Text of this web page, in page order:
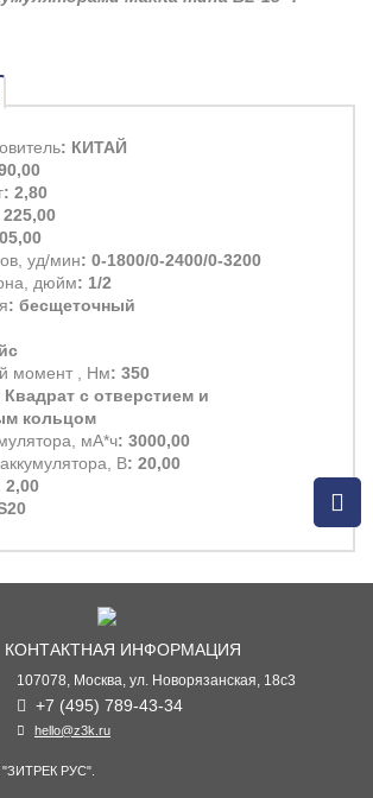
: КИТАЙ
: 2,80
225,00
уд/мин: 0-1800/0-2400/0-3200
дюйм: 1/2
: бесщеточный
момент , Нм: 350
Квадрат с отверстием и
кольцом
мА*ч: 3000,00
В: 20,00
2,00
КОНТАКТНАЯ ИНФОРМАЦИЯ
107078, Москва, ул. Новорязанская, 18с3
+7 (495) 789-43-34
hello@z3k.ru
РУС".